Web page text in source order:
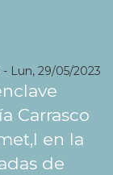
- Lun, 29/05/2023
Carrasco
en la
de